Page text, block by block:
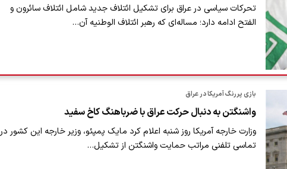
تحرکات سیاسی در عراق برای تشکیل ائتلاف جدید شامل ائتلاف سائرون و
الفتح ادامه دارد؛ مساله‌ای که رهبر ائتلاف الوطنیه آن…
بازی پررنگ آمریکا در عراق
واشنگتن به دنبال حرکت عراق با ضرباهنگ کاخ سفید
وزارت خارجه آمریکا روز شنبه اعلام کرد مایک پمپئو، وزیر خارجه این کشور در
تماسی تلفنی مراتب حمایت واشنگتن از تشکیل…